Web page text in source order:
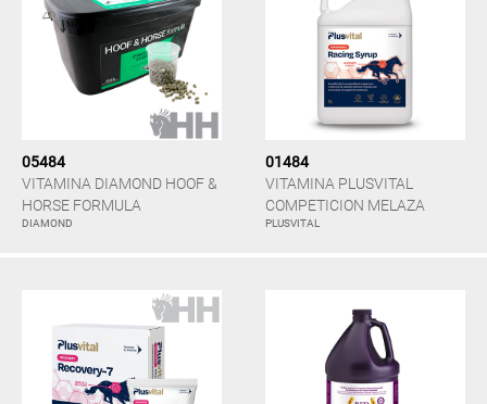
05484
VITAMINA DIAMOND HOOF &
HORSE FORMULA
DIAMOND
01484
VITAMINA PLUSVITAL
COMPETICION MELAZA
PLUSVITAL